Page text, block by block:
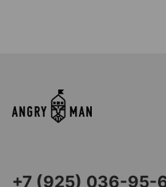
+7 (925) 036-95-